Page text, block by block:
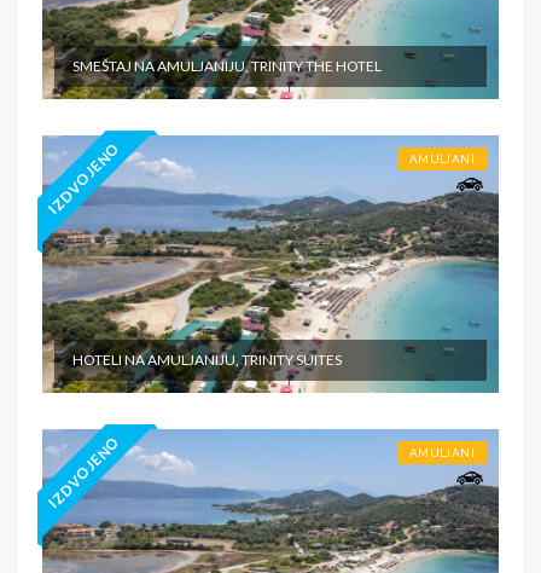
SMEŠTAJ NA AMULJANIJU, TRINITY THE HOTEL
IZDVOJENO AMULJANI
HOTELI NA AMULJANIJU, TRINITY SUITES
IZDVOJENO AMULJANI